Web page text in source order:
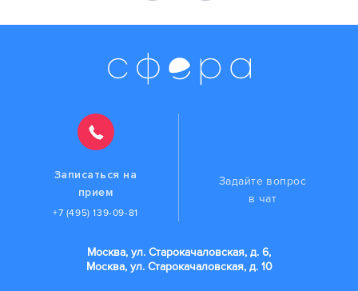
Записаться на
прием
+7 (495) 139-09-81
Задайте вопрос
в чат
Москва, ул. Старокачаловская, д. 6,
Москва, ул. Старокачаловская, д. 10